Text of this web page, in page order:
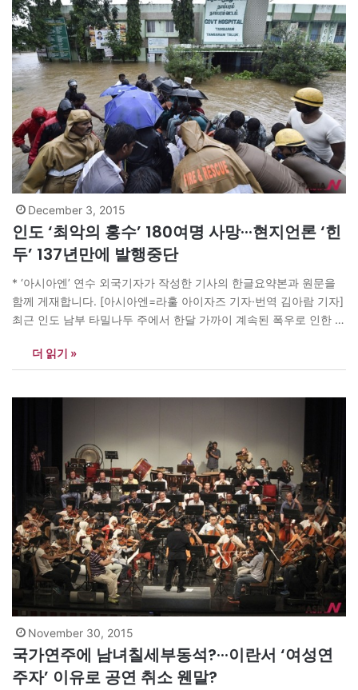
December 3, 2015
인도 ‘최악의 홍수’ 180여명 사망···현지언론 ‘힌
두’ 137년만에 발행중단
* ‘아시아엔’ 연수 외국기자가 작성한 기사의 한글요약본과 원문을
함께 게재합니다. [아시아엔=라훌 아이자즈 기자·번역 김아람 기자]
최근 인도 남부 타밀나두 주에서 한달 가까이 계속된 폭우로 인한 홍
난 2일 인도에서 가장 오래된 역사를 자랑하는 신문 <힌두>가 지난
1878년 창립된 이래 137년만에 처음으로 발행을…
더 읽기 »
November 30, 2015
국가연주에 남녀칠세부동석?···이란서 ‘여성연
주자’ 이유로 공연 취소 웬말?